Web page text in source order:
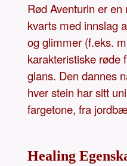
Rød Aventurin er
kvarts med innslag
og glimmer (f.eks.
karakteristiske røde
glans. Den dannes
hver stein har sitt
fargetone, fra
Healing